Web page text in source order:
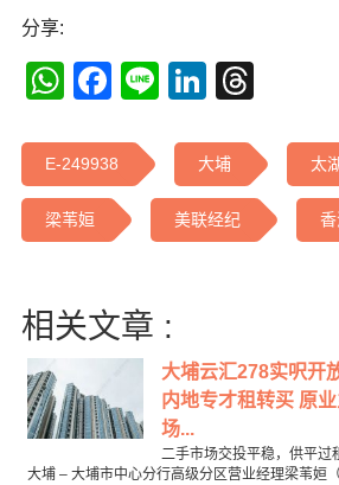
分享:
WhatsApp
Facebook
Line
E-249938 大埔 太
梁苇姮 美联经纪
相关文章 :
大埔云汇278实呎开
内地专才租转买 原
场...
二手市场交投平稳，供平过
大埔 – 大埔市中心分行高级分区营业经理梁苇姮